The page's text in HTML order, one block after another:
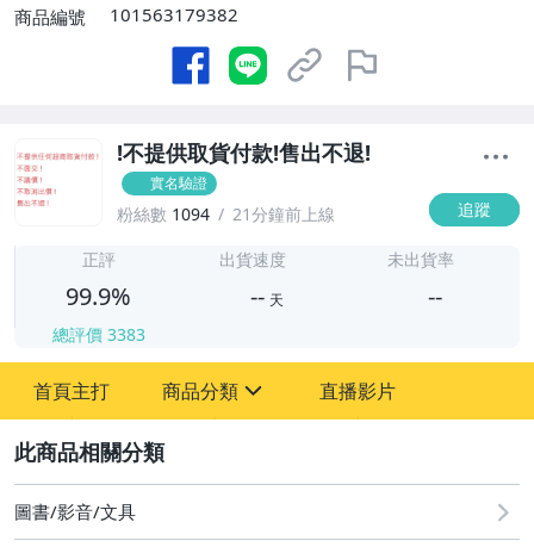
商品編號
101563179382
!不提供取貨付款!售出不退!
實名驗證
粉絲數 1094 21分鐘前上線 追蹤
正評
99.9%
總評價 3383
出貨速度
-- 天
未出貨率
--
首頁主打 商品分類
圖書/影音/文具
偶像、球員卡與郵幣
直播影片
圖書/影音/文具